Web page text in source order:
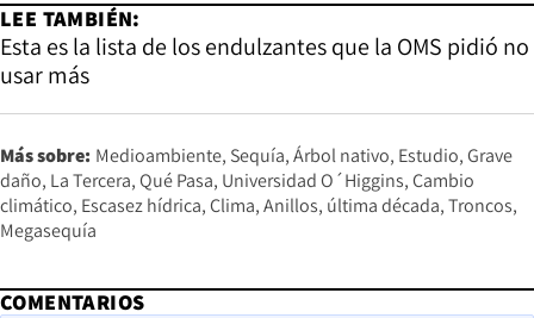
LEE TAMBIÉN:
Esta es la lista de los endulzantes que la OMS pidió no
usar más
Más sobre: Medioambiente Sequía Árbol nativo Estudio Grave
daño La Tercera Qué Pasa Universidad O´Higgins Cambio
climático Escasez hídrica Clima Anillos última década Troncos
Megasequía
COMENTARIOS